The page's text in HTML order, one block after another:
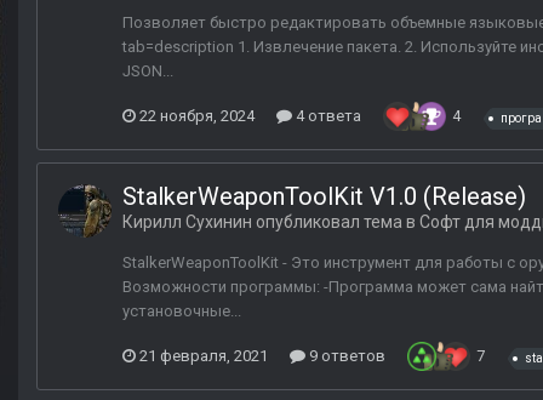
Позволяет быстро редактировать объемные
tab=description 1. Извлечение пакета. 2. Используйте
JSON...
22 ноября, 2024 4 ответа 4
StalkerWeaponToolKit V1.0 (Release)
Кирилл Сухинин опубликовал тема в Софт для
StalkerWeaponToolKit - Это инструмент для работы с
Возможности программы: -Программа может сама
установочные...
21 февраля, 2021 9 ответов 7